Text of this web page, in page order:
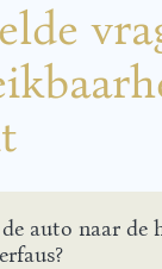
auto naar de